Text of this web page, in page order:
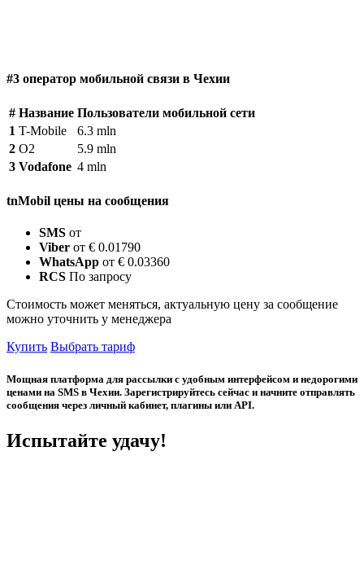
#3 оператор мобильной связи в Чехии
# Название Пользователи мобильной сети
1 T-Mobile
6.3 mln
2 O2
5.9 mln
3 Vodafone 4 mln
tnMobil цены на сообщения
SMS от
Viber от € 0.01790
WhatsApp от € 0.03360
RCS По запросу
Стоимость может меняться, актуальную цену за сообщение
можно уточнить у менеджера
Купить Выбрать тариф
Мощная платформа для рассылки с удобным интерфейсом и недорогими
ценами на SMS в Чехии. Зарегистрируйтесь сейчас и начните отправлять
сообщения через личный кабинет, плагины или API.
Испытайте удачу!